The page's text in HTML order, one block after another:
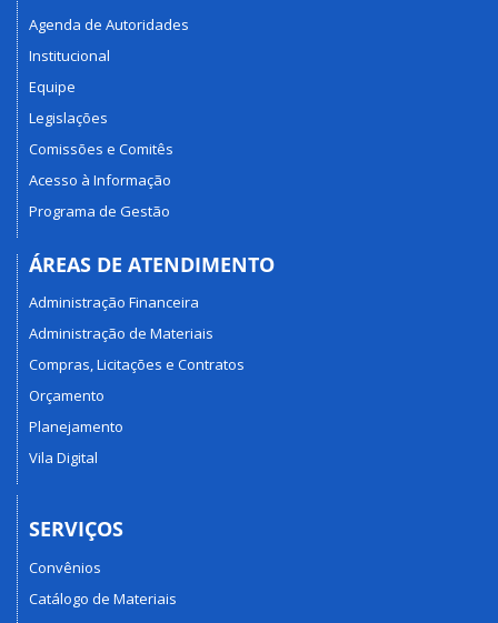
Agenda de Autoridades
Institucional
Equipe
Legislações
Comissões e Comitês
Acesso à Informação
Programa de Gestão
ÁREAS DE ATENDIMENTO
Administração Financeira
Administração de Materiais
Compras, Licitações e Contratos
Orçamento
Planejamento
Vila Digital
SERVIÇOS
Convênios
Catálogo de Materiais